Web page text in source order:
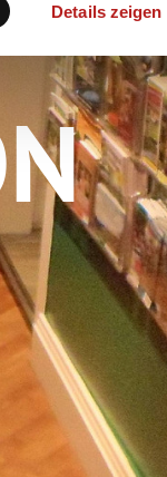
Details zeigen